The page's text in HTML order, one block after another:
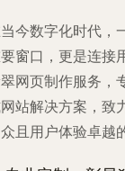
今数字化时代，
窗口，更是连接
网页制作服务，
站解决方案，致
且用户体验卓越